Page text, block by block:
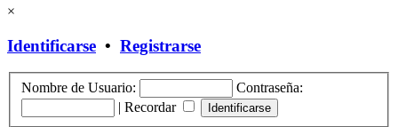
×
Identificarse • Registrarse
Nombre de Usuario:
Contraseña:
| Recordar